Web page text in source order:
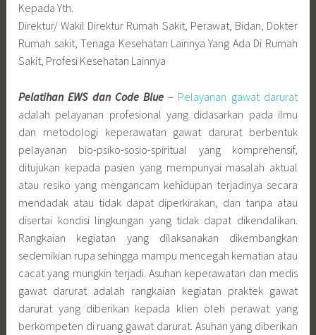
Kepada Yth.
Direktur/ Wakil Direktur Rumah Sakit, Perawat, Bidan, Dokter
Rumah sakit, Tenaga Kesehatan Lainnya Yang Ada Di Rumah
Sakit, Profesi Kesehatan Lainnya
Pelatihan EWS dan Code Blue – Pelayanan gawat darurat
adalah pelayanan profesional yang didasarkan pada ilmu
dan metodologi keperawatan gawat darurat berbentuk
pelayanan bio-psiko-sosio-spiritual yang komprehensif,
ditujukan kepada pasien yang mempunyai masalah aktual
atau resiko yang mengancam kehidupan terjadinya secara
mendadak atau tidak dapat diperkirakan, dan tanpa atau
disertai kondisi lingkungan yang tidak dapat dikendalikan.
Rangkaian kegiatan yang dilaksanakan dikembangkan
sedemikian rupa sehingga mampu mencegah kematian atau
cacat yang mungkin terjadi. Asuhan keperawatan dan medis
gawat darurat adalah rangkaian kegiatan praktek gawat
darurat yang diberikan kepada klien oleh perawat yang
berkompeten di ruang gawat darurat. Asuhan yang diberikan